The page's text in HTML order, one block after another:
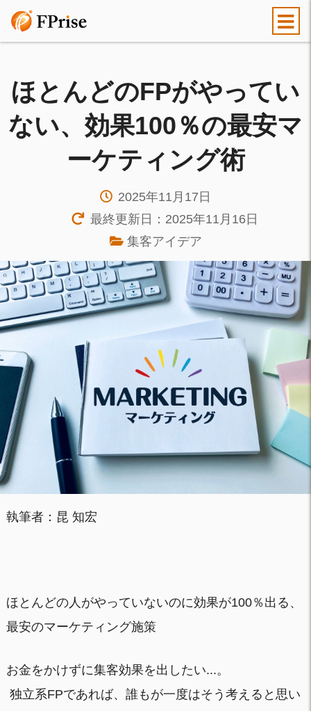
ほとんどのFPがやってい
ない、効果100％の最安マ
ーケティング術
2025年11月17日
最終更新日：2025年11月16日
集客アイデア
執筆者：昆 知宏
ほとんどの人がやっていないのに効果が100％出る、
最安のマーケティング施策
お金をかけずに集客効果を出したい...。
独立系FPであれば、誰もが一度はそう考えると思い